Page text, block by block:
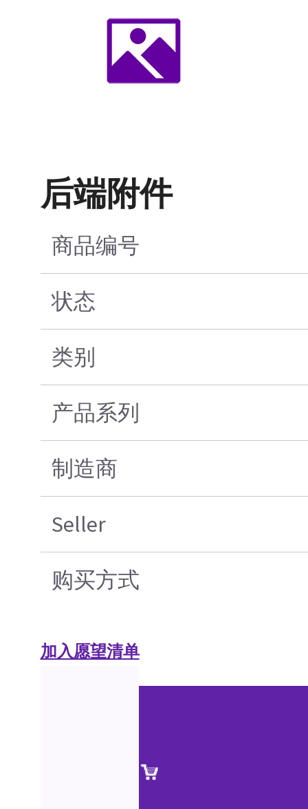
后端附件
商品编号
状态
类别
产品系列
制造商
Seller
购买方式
加入愿望清单